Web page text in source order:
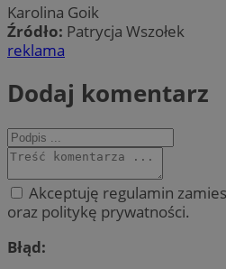
Karolina Goik
Źródło: Patrycja Wszołek
reklama
Dodaj komentarz
Akceptuję regulamin
oraz politykę prywatności.
Błąd: